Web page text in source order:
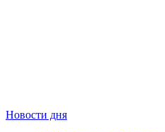
Новости дня